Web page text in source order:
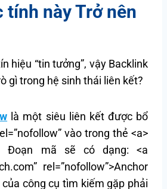
tính này Trở nên
hiệu “tin tưởng”, vậy Backlink
gì trong hệ sinh thái liên kết?
là một siêu liên kết được bổ
vào trong thẻ <a>
Đoạn mã sẽ có dạng: <a
rel=”nofollow”>Anchor
công cụ tìm kiếm gặp phải